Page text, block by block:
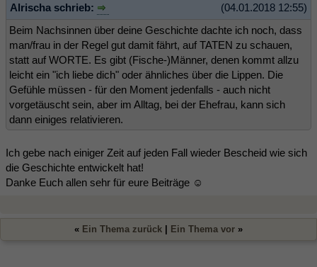
(04.01.2018 12:55)
Alrischa schrieb:
Beim Nachsinnen über deine Geschichte dachte ich noch, dass
man/frau in der Regel gut damit fährt, auf TATEN zu schauen,
statt auf WORTE. Es gibt (Fische-)Männer, denen kommt allzu
leicht ein "ich liebe dich" oder ähnliches über die Lippen. Die
Gefühle müssen - für den Moment jedenfalls - auch nicht
vorgetäuscht sein, aber im Alltag, bei der Ehefrau, kann sich
dann einiges relativieren.
Ich gebe nach einiger Zeit auf jeden Fall wieder Bescheid wie sich
die Geschichte entwickelt hat!
Danke Euch allen sehr für eure Beiträge ☺️
« Ein Thema zurück Ein Thema vor »